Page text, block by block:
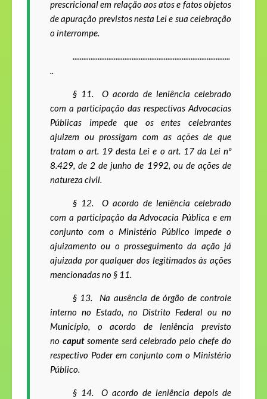
prescricional em relação aos atos e fatos objetos
de apuração previstos nesta Lei e sua celebração
o interrompe.
........................................................................................
..
§ 11. O acordo de leniência celebrado
com a participação das respectivas Advocacias
Públicas impede que os entes celebrantes
ajuizem ou prossigam com as ações de que
tratam o art. 19 desta Lei e o art. 17 da Lei nº
8.429, de 2 de junho de 1992, ou de ações de
natureza civil.
§ 12. O acordo de leniência celebrado
com a participação da Advocacia Pública e em
conjunto com o Ministério Público impede o
ajuizamento ou o prosseguimento da ação já
ajuizada por qualquer dos legitimados às ações
mencionadas no § 11.
§ 13. Na ausência de órgão de controle
interno no Estado, no Distrito Federal ou no
Município, o acordo de leniência previsto
no caputsomente será celebrado pelo chefe do
respectivo Poder em conjunto com o Ministério
Público.
§ 14. O acordo de leniência depois de